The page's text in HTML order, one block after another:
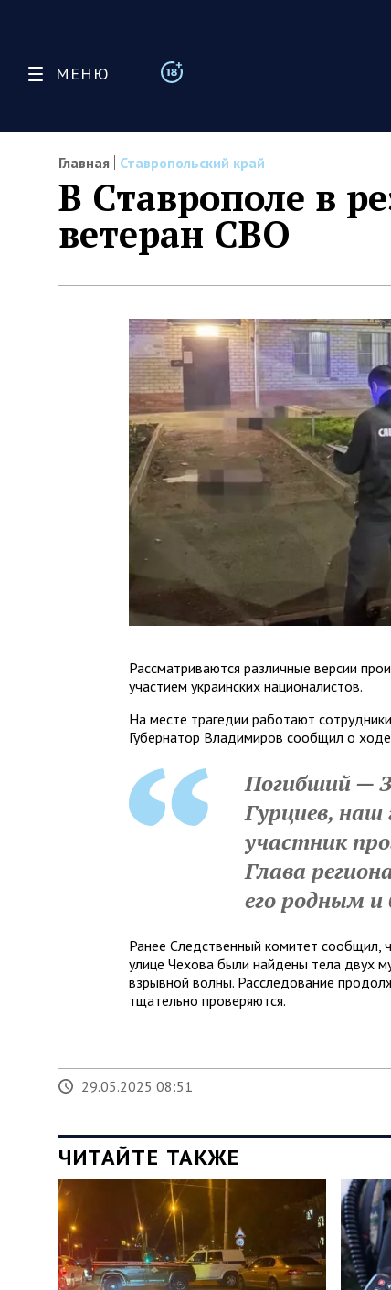
МЕНЮ
Главная Ставропольский край
В Ставрополе в
ветеран СВО
Рассматриваются различные версии
участием украинских националистов.
На месте трагедии работают
Губернатор Владимиров сообщил о
Погибший —
Гурциев, наш
участник
Глава
его родным и
Ранее Следственный комитет сообщил,
улице Чехова были найдены тела двух
взрывной волны. Расследование
тщательно проверяются.
29.05.2025 08:51
ЧИТАЙТЕ ТАКЖЕ